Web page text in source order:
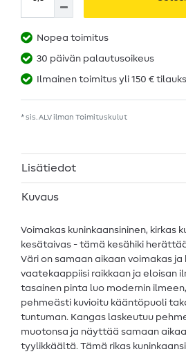
Nopea toimitus
30 päivän palautusoikeus
Ilmainen toimitus yli 150 €
* sis. ALV ilman Toimituskulut
Lisätiedot
Kuvaus
Voimakas kuninkaansininen, kirkas
kesätaivas - tämä kesähiki
Väri on samaan aikaan voimakas
vaatekaappiisi raikkaan ja eloisan
tasainen pinta luo modernin
pehmeästi kuvioitu kääntöpuoli
tuntuman. Kangas laskeutuu
muotonsa ja näyttää samaan
tyylikkäältä. Tämä rikas